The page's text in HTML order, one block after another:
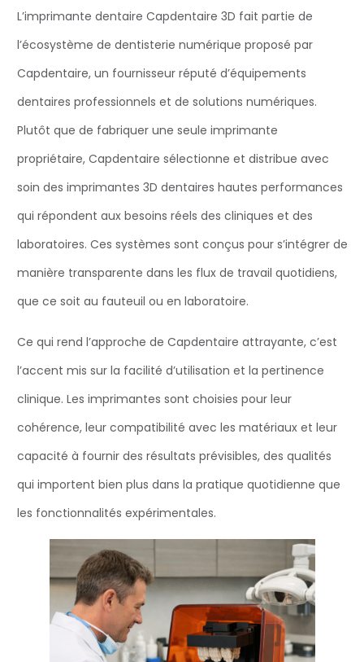
L’imprimante dentaire Capdentaire 3D fait partie de
l’écosystème de dentisterie numérique proposé par
Capdentaire, un fournisseur réputé d’équipements
dentaires professionnels et de solutions numériques.
Plutôt que de fabriquer une seule imprimante
propriétaire, Capdentaire sélectionne et distribue avec
soin des imprimantes 3D dentaires hautes performances
qui répondent aux besoins réels des cliniques et des
laboratoires. Ces systèmes sont conçus pour s’intégrer de
manière transparente dans les flux de travail quotidiens,
que ce soit au fauteuil ou en laboratoire.
Ce qui rend l’approche de Capdentaire attrayante, c’est
l’accent mis sur la facilité d’utilisation et la pertinence
clinique. Les imprimantes sont choisies pour leur
cohérence, leur compatibilité avec les matériaux et leur
capacité à fournir des résultats prévisibles, des qualités
qui importent bien plus dans la pratique quotidienne que
les fonctionnalités expérimentales.